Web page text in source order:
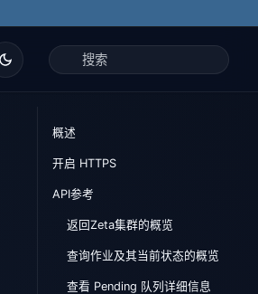
概述
开启 HTTPS
API参考
返回Zeta集群的概览
查询作业及其当前状态的概览
查看 Pending 队列详细信息